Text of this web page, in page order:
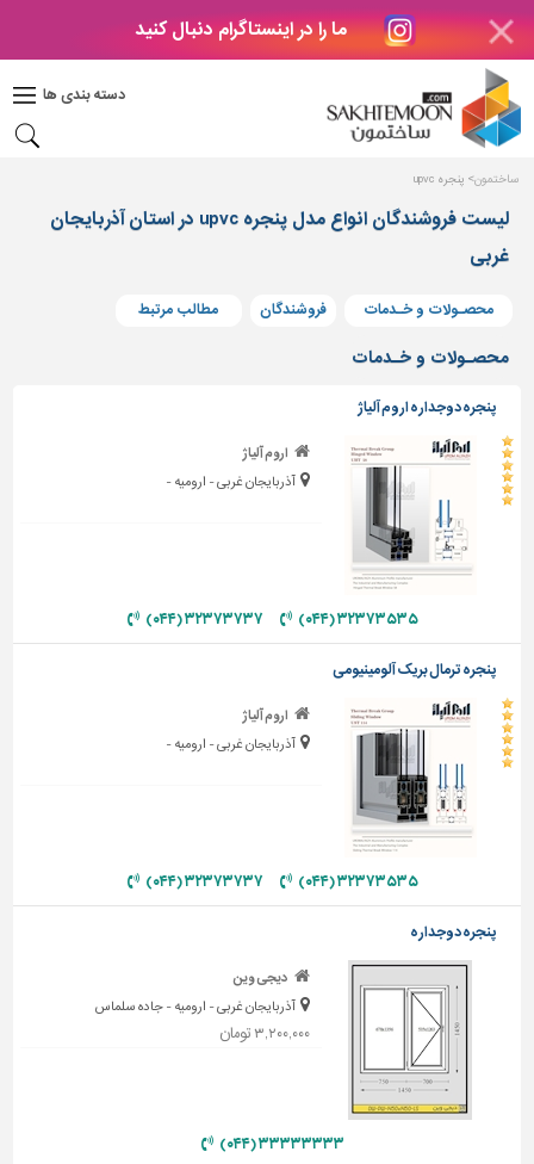
ما را در اینستاگرام دنبال کنید
دسته بندی ها
دکوراسیون
بتن
های
بتنی
پنجره
مصالح
پله،
نرده
و
حفاظ
دیوارپوش،
کفپوش
سرویس
بهداشتی
ابزار،یراق
ماشین
آلات
برقی،روشنایی،ایمنی
محوطه
و
نما
ساخت
و
ساز
تاسیسات
ساختمون پنجره upvc
لیست فروشندگان انواع مدل پنجره upvc در استان آذربایجان
غربی
محصـولات و خـدمات فروشندگان مطالب مرتبط
محصـولات و خـدمات
پنجره دوجداره اروم آلیاژ
اروم آلیاژ
آذربایجان غربی - ارومیه -
۳۲۳۷۳۵۳۵ (۰۴۴) ۳۲۳۷۳۷۳۷ (۰۴۴)
پنجره ترمال بریک آلومینیومی
اروم آلیاژ
آذربایجان غربی - ارومیه -
۳۲۳۷۳۵۳۵ (۰۴۴) ۳۲۳۷۳۷۳۷ (۰۴۴)
پنجره دوجداره
دیجی وین
آذربایجان غربی - ارومیه - جاده سلماس
۳,۲۰۰,۰۰۰ تومان
۳۳۳۳۳۳۳۳ (۰۴۴)